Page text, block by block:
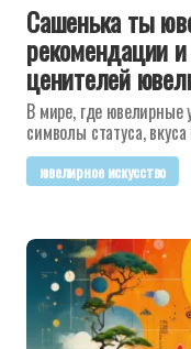
Сашенька ты
рекомендации
ценителей
В мире, где ювелирные
символы статуса,
ювелирное искусство